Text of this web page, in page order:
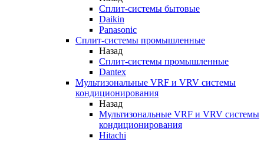
Сплит-системы бытовые
Daikin
Panasonic
Сплит-системы промышленные
Назад
Сплит-системы промышленные
Dantex
Мультизональные VRF и VRV системы
кондиционирования
Назад
Мультизональные VRF и VRV системы
кондиционирования
Hitachi